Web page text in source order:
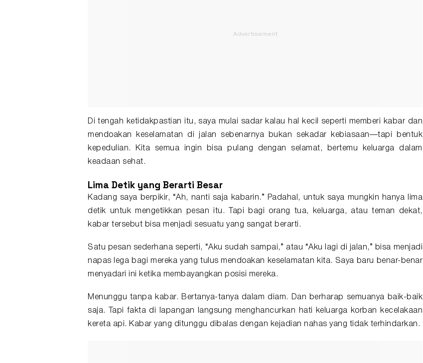
Di tengah ketidakpastian itu, saya mulai sadar kalau hal kecil seperti memberi kabar dan
mendoakan keselamatan di jalan sebenarnya bukan sekadar kebiasaan—tapi bentuk
kepedulian. Kita semua ingin bisa pulang dengan selamat, bertemu keluarga dalam
keadaan sehat.
Lima Detik yang Berarti Besar
Kadang saya berpikir, “Ah, nanti saja kabarin.” Padahal, untuk saya mungkin hanya lima
detik untuk mengetikkan pesan itu. Tapi bagi orang tua, keluarga, atau teman dekat,
kabar tersebut bisa menjadi sesuatu yang sangat berarti.
Satu pesan sederhana seperti, “Aku sudah sampai,” atau “Aku lagi di jalan,” bisa menjadi
napas lega bagi mereka yang tulus mendoakan keselamatan kita. Saya baru benar-benar
menyadari ini ketika membayangkan posisi mereka.
Menunggu tanpa kabar. Bertanya-tanya dalam diam. Dan berharap semuanya baik-baik
saja. Tapi fakta di lapangan langsung menghancurkan hati keluarga korban kecelakaan
kereta api. Kabar yang ditunggu dibalas dengan kejadian nahas yang tidak terhindarkan.